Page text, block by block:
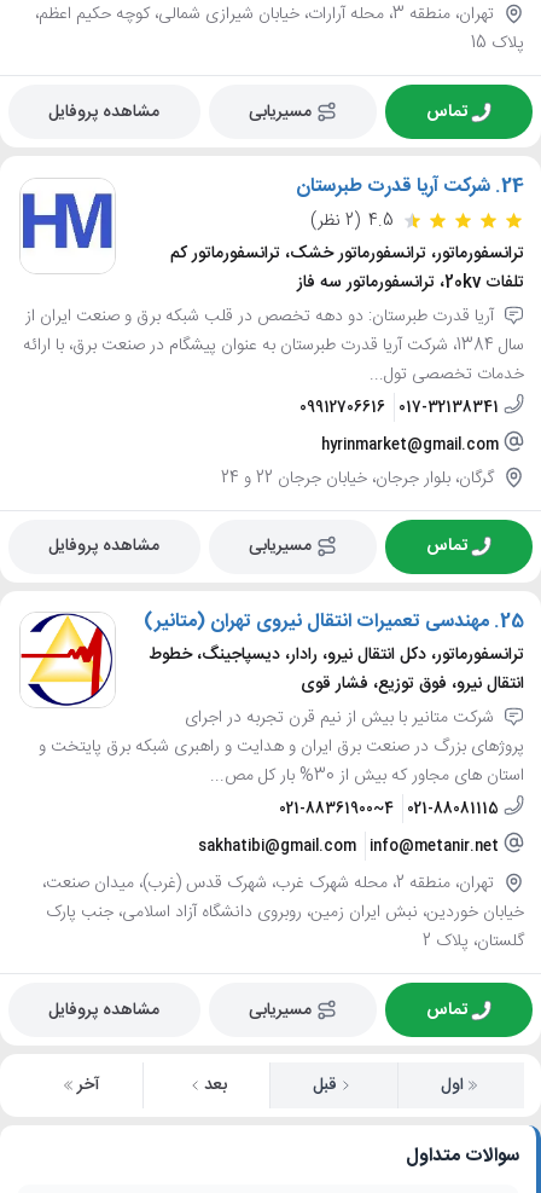
تهران، منطقه 3، محله آرارات، خیابان شیرازی شمالی، کوچه حکیم اعظم،
پلاک 15
تماس مسیریابی مشاهده پروفایل
24. شرکت آریا قدرت طبرستان
4.5 (2 نظر)
ترانسفورماتور، ترانسفورماتور خشک، ترانسفورماتور کم
تلفات 20kv، ترانسفورماتور سه فاز
آریا قدرت طبرستان: دو دهه تخصص در قلب شبکه برق و صنعت ایران از
سال 1384، شرکت آریا قدرت طبرستان به عنوان پیشگام در صنعت برق، با ارائه
خدمات تخصصی تول...
017-32138341
09912706616
hyrinmarket@gmail.com
گرگان، بلوار جرجان، خیابان جرجان 22 و 24
تماس مسیریابی مشاهده پروفایل
25. مهندسی تعمیرات انتقال نیروی تهران (متانیر)
ترانسفورماتور، دکل انتقال نیرو، رادار، دیسپاجینگ، خطوط
انتقال نیرو، فوق توزیع، فشار قوی
شرکت متانیر با بیش از نیم قرن تجربه در اجرای
پروژهای بزرگ در صنعت برق ایران و هدایت و راهبری شبکه برق پایتخت و
استان های مجاور که بیش از 30% بار کل مص...
021-88081115
021-88361900~4
info@metanir.net
sakhatibi@gmail.com
تهران، منطقه 2، محله شهرک غرب، شهرک قدس (غرب)، میدان صنعت،
خیابان خوردین، نبش ایران زمین، روبروی دانشگاه آزاد اسلامی، جنب پارک
گلستان، پلاک 2
تماس مسیریابی مشاهده پروفایل
اول قبل بعد آخر
سوالات متداول